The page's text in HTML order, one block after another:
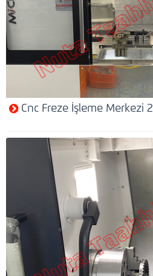
Cnc Freze İşleme Merkezi 2